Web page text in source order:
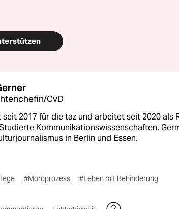
CvD
2017 für die taz und arbeitet seit 2020 als
Kommunikationswissenschaften,
in Berlin und Essen.
#Mordprozess #Leben mit Behinderung